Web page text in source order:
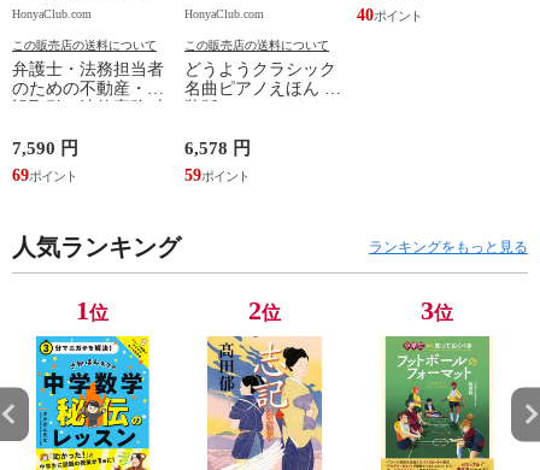
HonyaClub.com
この販売店の送料について
弁護士・法務担当者
のための不動産・建
開発、設計・監理、
建設請負 第２版 /富
田裕 小里佳嵩
7,590 円
69
HonyaClub.com
この販売店の送料について
どうようクラシック
名曲ピアノえほん 新
ワシマミワコ
6,578 円
59
40
人気ランキング ランキングをもっと見る
1位 2位 3位